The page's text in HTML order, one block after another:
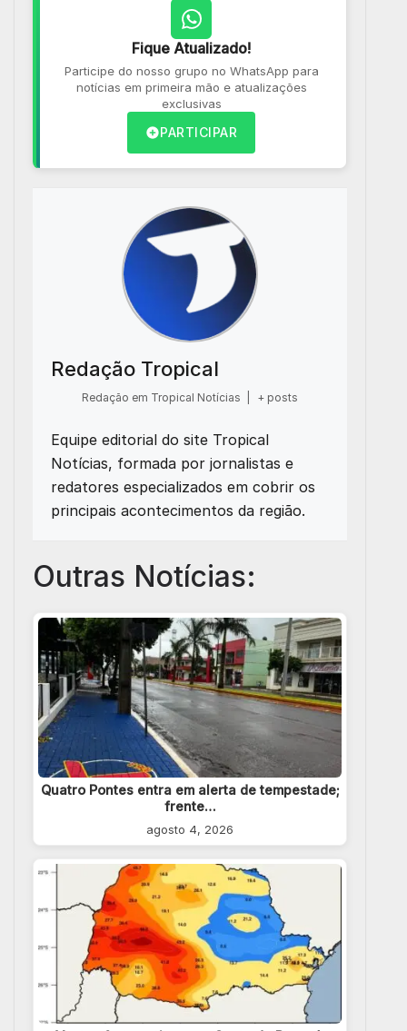
Fique Atualizado!
Participe do nosso grupo no WhatsApp para
notícias em primeira mão e atualizações
exclusivas
PARTICIPAR
Redação Tropical
Redação em Tropical Notícias + posts
Equipe editorial do site Tropical
Notícias, formada por jornalistas e
redatores especializados em cobrir os
principais acontecimentos da região.
Outras Notícias:
Quatro Pontes entra em alerta de tempestade;
frente…
agosto 4, 2026